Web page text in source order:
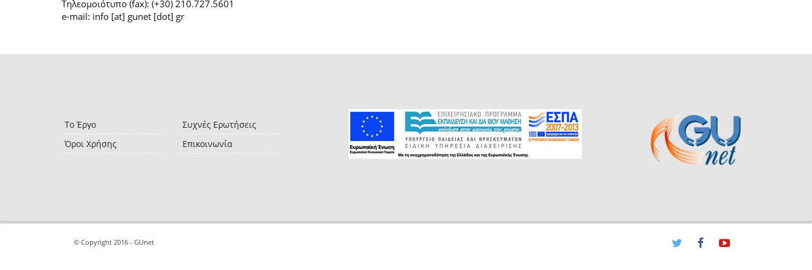
Τηλεομοιότυπο (fax): (+30) 210.727.5601
e-mail: info [at] gunet [dot] gr
Το Έργο
Όροι Χρήσης
Συχνές Ερωτήσεις
Επικοινωνία
© Copyright 2016 - GUnet